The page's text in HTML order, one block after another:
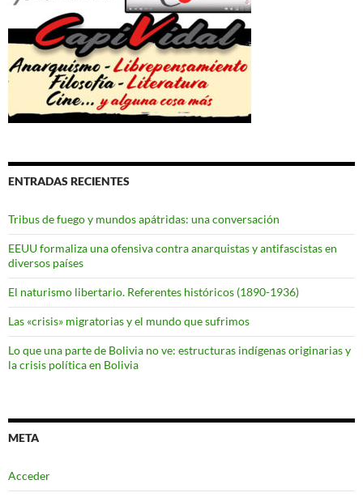
ENTRADAS RECIENTES
Tribus de fuego y mundos apátridas: una conversación
EEUU formaliza una ofensiva contra anarquistas y antifascistas en
diversos países
El naturismo libertario. Referentes históricos (1890-1936)
Las «crisis» migratorias y el mundo que sufrimos
Lo que una parte de Bolivia no ve: estructuras indígenas originarias y
la crisis política en Bolivia
META
Acceder